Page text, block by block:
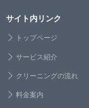
サイト内リンク
トップページ
サービス紹介
クリーニングの流れ
料金案内